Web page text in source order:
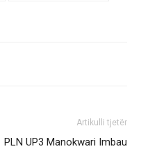
Artikulli tjetër
PLN UP3 Manokwari Imbau